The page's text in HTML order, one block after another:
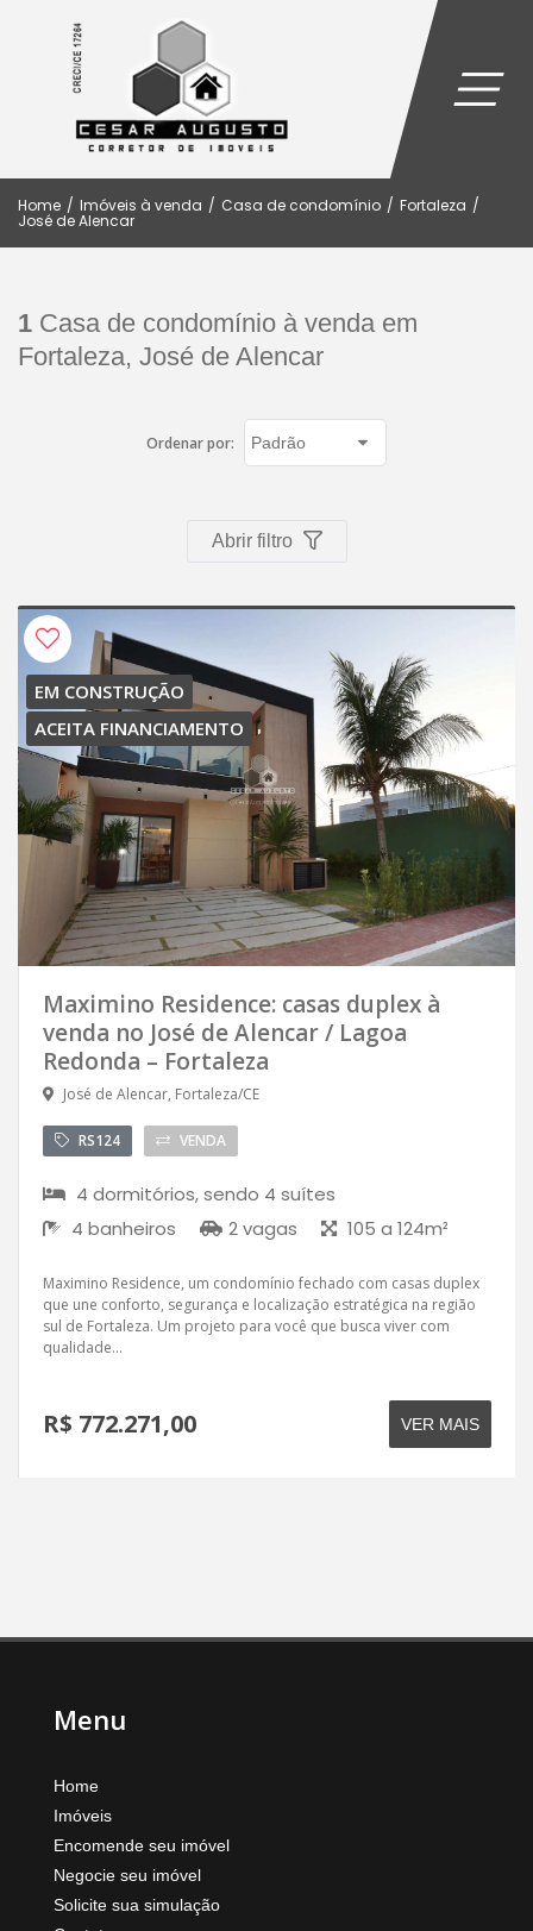
Home / Imóveis à venda / Casa de condomínio / Fortaleza /
José de Alencar
1 Casa de condomínio à venda em
Fortaleza, José de Alencar
Ordenar por:
Abrir filtro
EM CONSTRUÇÃO
ACEITA FINANCIAMENTO
Maximino Residence: casas duplex à
venda no José de Alencar / Lagoa
Redonda – Fortaleza
José de Alencar, Fortaleza/CE
RS124 VENDA
4 dormitórios, sendo 4 suítes
4 banheiros
2 vagas 105 a 124m²
Maximino Residence, um condomínio fechado com casas duplex
que une conforto, segurança e localização estratégica na região
sul de Fortaleza. Um projeto para você que busca viver com
qualidade...
R$ 772.271,00 VER MAIS
Menu
Home
Imóveis
Encomende seu imóvel
Negocie seu imóvel
Solicite sua simulação